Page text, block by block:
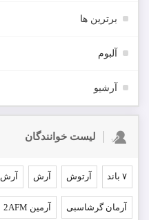
برترین ها
آلبوم
آرشیو
لیست خوانندگان
۷ باند آرتوش آرش آرش AP
آرمان گرشاسبی آرمین 2AFM